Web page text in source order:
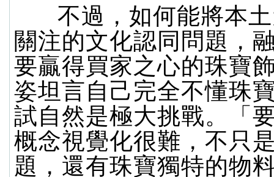
不過，如何能將本
關注的文化認同問題，
要贏得買家之心的珠寶
姿坦言自己完全不懂珠
試自然是極大挑戰。「
概念視覺化很難，不只
題，還有珠寶獨特的物